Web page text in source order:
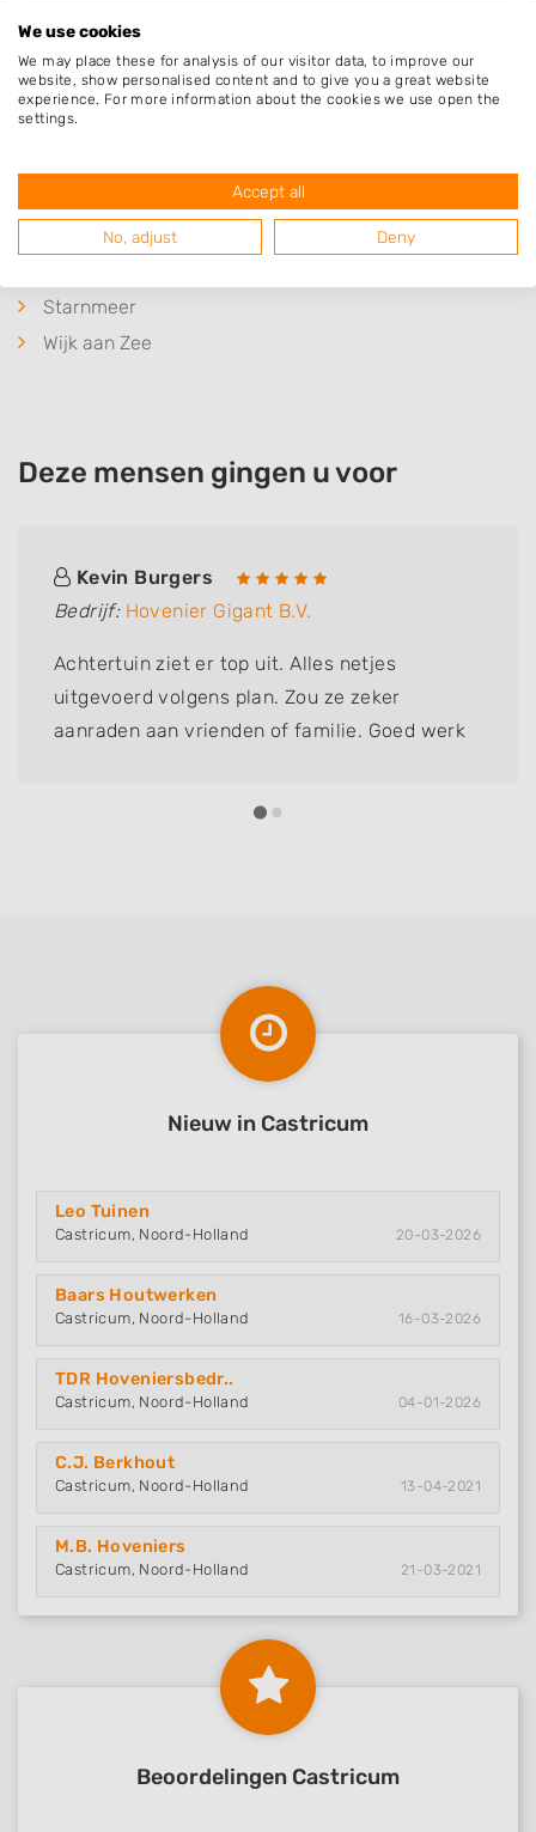
Heemskerk
Akersloot
Egmond-Binnen
Heiloo
Krommenie
Starnmeer
Wijk aan Zee
Deze mensen gingen u voor
Kevin Burgers
Bedrijf: Hovenier Gigant B.V.
Achtertuin ziet er top uit. Alles netjes
uitgevoerd volgens plan. Zou ze zeker
aanraden aan vrienden of familie. Goed werk
Nieuw in Castricum
Leo Tuinen
Castricum, Noord-Holland 20-03-2026
Baars Houtwerken
Castricum, Noord-Holland 16-03-2026
TDR Hoveniersbedr..
Castricum, Noord-Holland 04-01-2026
C.J. Berkhout
Castricum, Noord-Holland 13-04-2021
M.B. Hoveniers
Castricum, Noord-Holland 21-03-2021
Beoordelingen Castricum
We use cookies
We may place these for analysis of our visitor data, to improve our
website, show personalised content and to give you a great website
experience. For more information about the cookies we use open the
settings.
Accept all
No, adjust Deny